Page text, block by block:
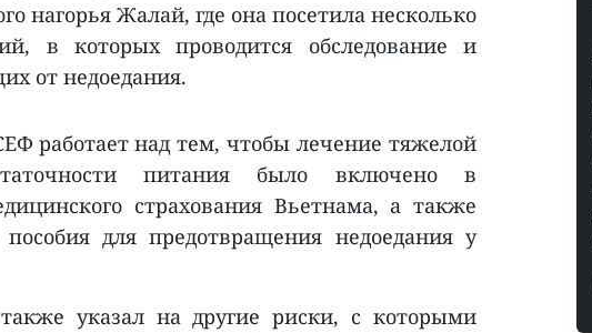
нагорья Жалай, где она посетила несколько
в которых проводится обследование и
от недоедания.
работает над тем, чтобы лечение тяжелой
питания было включено в
страхования Вьетнама, а также
для предотвращения недоедания у
указал на другие риски, с которыми